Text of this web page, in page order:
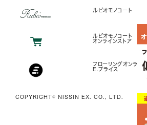
ルビオモノコート
ルビオモノコート
オンラインストア
フローリングオンライ
E.プライス
COPYRIGHT© NISSIN EX. CO., LTD.